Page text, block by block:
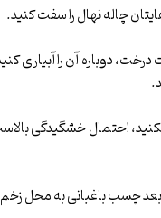
چاله نهال را سفت کنید.
پس از یکی، دو ساعت از کاشت درخت،
احتمال خشگیدگی